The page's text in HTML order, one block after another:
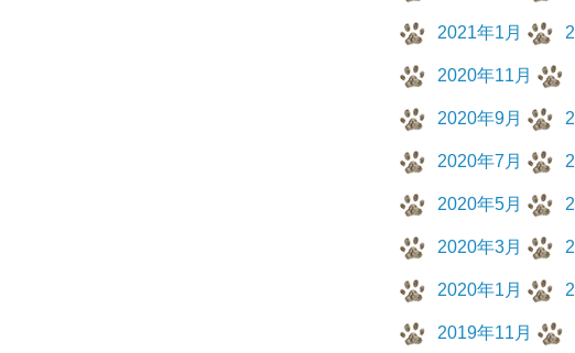
2021年1月
2020年11月
2020年9月
2020年7月
2020年5月
2020年3月
2020年1月
2019年11月